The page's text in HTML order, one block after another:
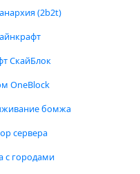
(2b2t)
СкайБлок
OneBlock
бомжа
сервера
с городами